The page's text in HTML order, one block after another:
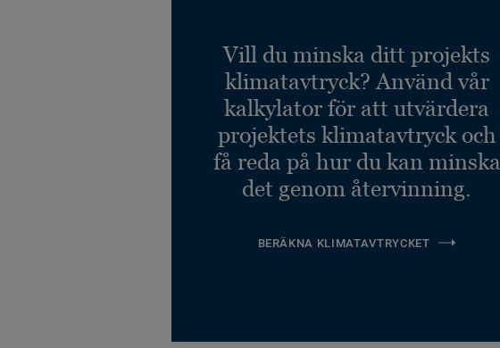
Vill du minska ditt projekts
klimatavtryck? Använd vår
kalkylator för att utvärdera
projektets klimatavtryck och
få reda på hur du kan minska
det genom återvinning.
BERÄKNA KLIMATAVTRYCKET